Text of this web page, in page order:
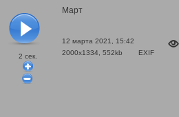
2 сек.
Март
12 марта 2021, 15:42
2000x1334, 552kb
EXIF